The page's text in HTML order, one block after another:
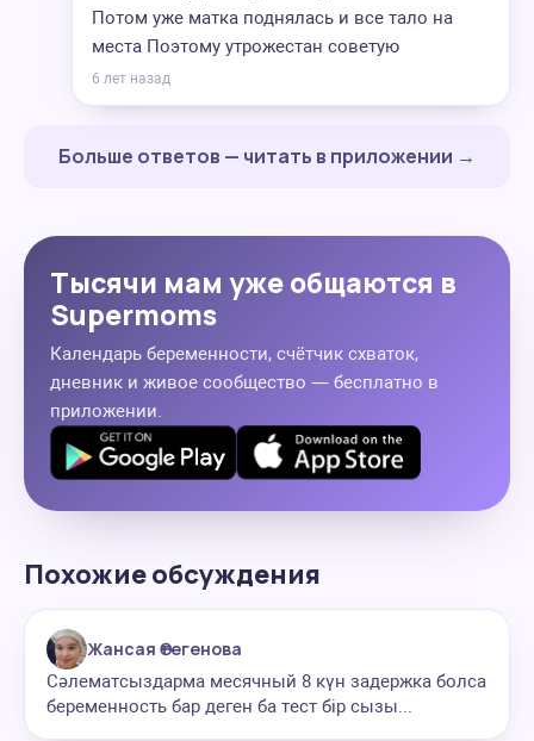
Потом уже матка поднялась и все тало на
места Поэтому утрожестан советую
6 лет назад
Больше ответов — читать в приложении →
Тысячи мам уже общаются в
Supermoms
Календарь беременности, счётчик схваток,
дневник и живое сообщество — бесплатно в
приложении.
Похожие обсуждения
Жансая Өтегенова
Сәлематсыздарма месячный 8 күн задержка болса
беременность бар деген ба тест бір сызы...